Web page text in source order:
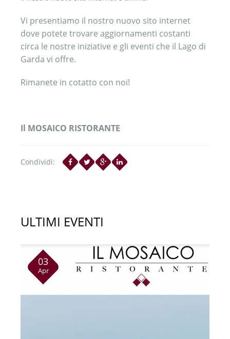
Vi presentiamo il nostro nuovo sito internet
dove potete trovare aggiornamenti costanti
circa le nostre iniziative e gli eventi che il Lago di
Garda vi offre.
Rimanete in cotatto con noi!
Il MOSAICO RISTORANTE
Condividi:
ULTIMI EVENTI
03
Apr